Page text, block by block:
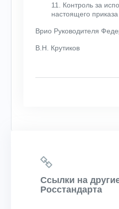
11. Контроль за
настоящего
Врио Руководителя
В.Н. Крутиков
Ссылки на
Росстандарта